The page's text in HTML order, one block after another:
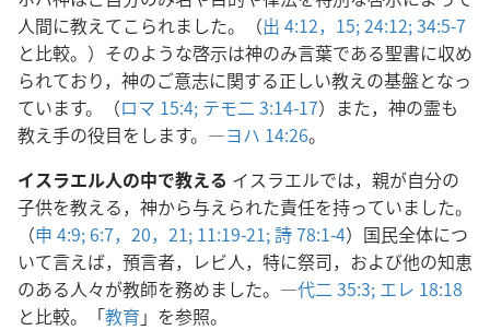
人間に教えてこられました。（出 4:12， 15;24:12;34:5-7
と比較。）そのような啓示は神のみ言葉である聖書に収め
られており，神のご意志に関する正しい教えの基盤となっ
ています。（ロマ 15:4; テモ二 3:14-17）また，神の霊も
教え手の役目をします。―ヨハ 14:26。
イスラエル人の中で教える
子供を教える，神から与えられた責任を持っていました。
（申 4:9; 6:7， 20，21; 11:19-21;詩 78:1-4）国民全体につ
いて言えば，預言者，レビ人，特に祭司，および他の知恵
のある人々が教師を務めました。―代二 35:3; エレ 18:18
と比較。「教育 」を参照。